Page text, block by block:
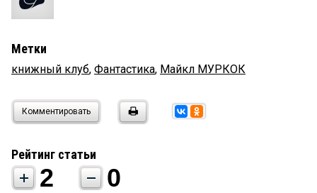
Метки
книжный клуб, Фантастика, Майкл МУРКОК
Комментировать
Рейтинг статьи
2 0